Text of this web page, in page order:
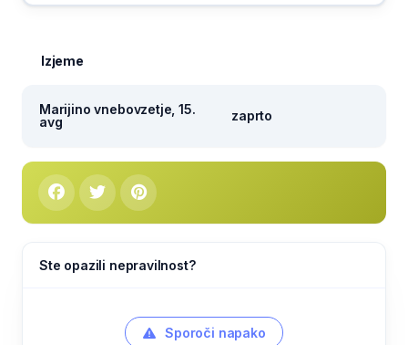
Izjeme
Marijino vnebovzetje, 15.
avg
zaprto
Ste opazili nepravilnost?
Sporoči napako